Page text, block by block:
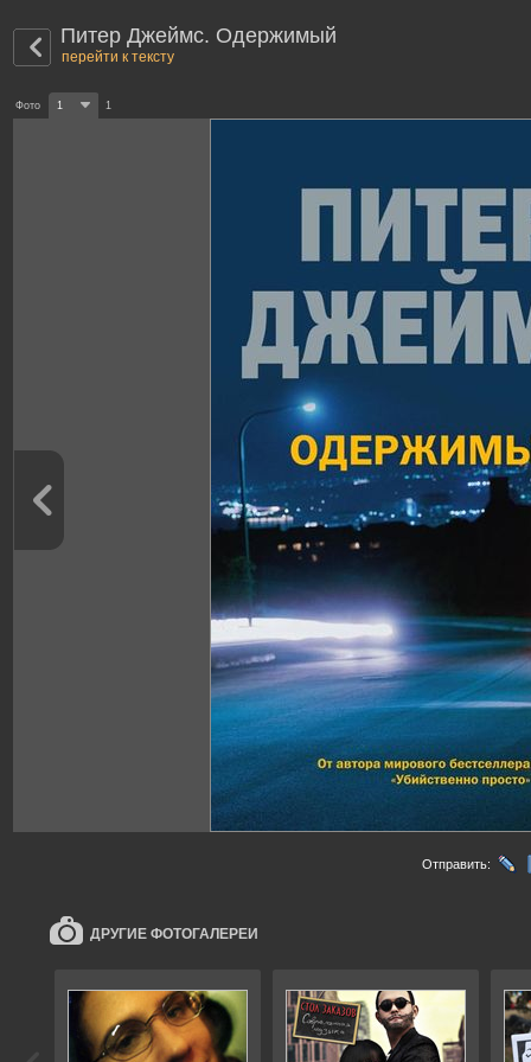
Питер Джеймс. Одержимый
перейти к тексту
Фото 1 1
Отправить:
ДРУГИЕ ФОТОГАЛЕРЕИ